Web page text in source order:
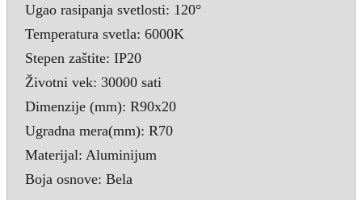
Ugao rasipanja svetlosti: 120°
Temperatura svetla: 6000K
Stepen zaštite: IP20
Životni vek: 30000 sati
Dimenzije (mm): R90x20
Ugradna mera(mm): R70
Materijal: Aluminijum
Boja osnove: Bela